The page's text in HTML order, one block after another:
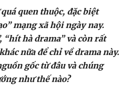
quen thuộc, đặc biệt
mạng xã hội ngày nay.
“hít hà drama” và còn rất
nữa để chỉ về drama này.
gốc từ đâu và chúng
như thế nào?